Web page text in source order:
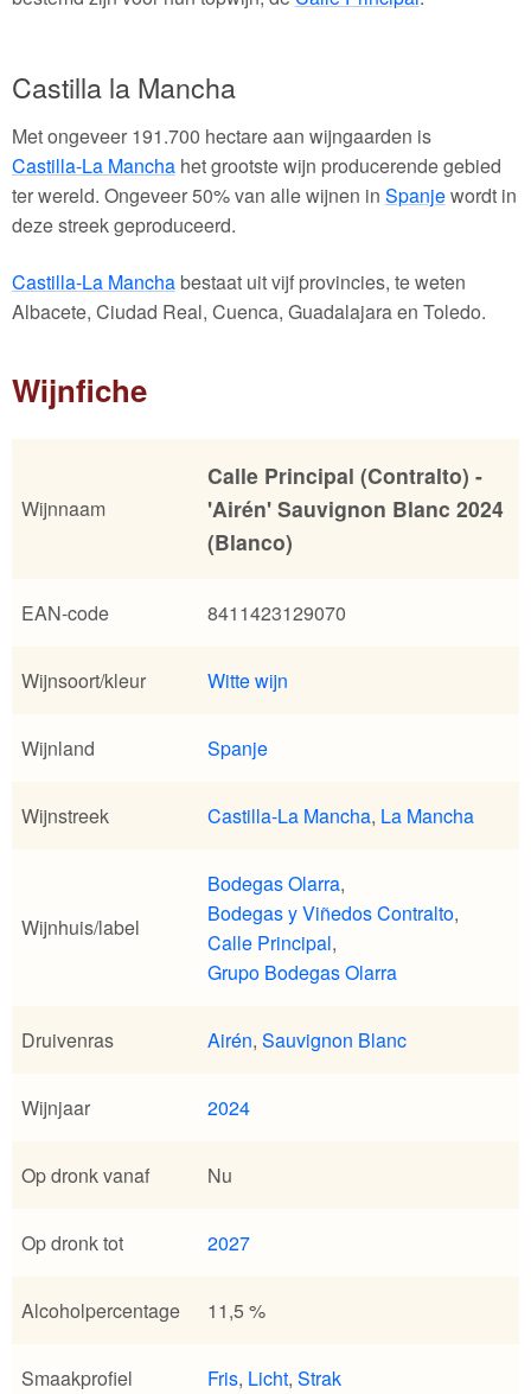
Castilla la Mancha
Met ongeveer 191.700 hectare aan wijngaarden is
Castilla-La Manchahet grootste wijn producerende gebied
ter wereld. Ongeveer 50% van alle wijnen in Spanjewordt in
deze streek geproduceerd.
Castilla-La Manchabestaat uit vijf provincies, te weten
Albacete, Ciudad Real, Cuenca, Guadalajara en Toledo.
Wijnfiche
Wijnnaam
Calle Principal (Contralto) -
'Airén' Sauvignon Blanc 2024
(Blanco)
EAN-code 8411423129070
Wijnsoort/kleur Witte wijn
Wijnland Spanje
Wijnstreek Castilla-La Mancha, La Mancha
Wijnhuis/label
Bodegas Olarra,
Bodegas y Viñedos Contralto,
Calle Principal,
Grupo Bodegas Olarra
Druivenras Airén, Sauvignon Blanc
Wijnjaar 2024
Op dronk vanaf Nu
Op dronk tot 2027
Alcoholpercentage 11,5 %
Smaakprofiel Fris, Licht, Strak